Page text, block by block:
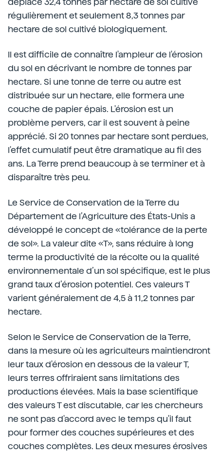
régulièrement et seulement 8,3 tonnes par
hectare de sol cultivé biologiquement.
Il est difficile de connaître l'ampleur de l'érosion
du sol en décrivant le nombre de tonnes par
hectare. Si une tonne de terre ou autre est
distribuée sur un hectare, elle formera une
couche de papier épais. L'érosion est un
problème pervers, car il est souvent à peine
apprécié. Si 20 tonnes par hectare sont perdues,
l'effet cumulatif peut être dramatique au fil des
ans. La Terre prend beaucoup à se terminer et à
disparaître très peu.
Le Service de Conservation de la Terre du
Département de l’Agriculture des États-Unis a
développé le concept de «tolérance de la perte
de sol». La valeur dite «T», sans réduire à long
terme la productivité de la récolte ou la qualité
environnementale d’un sol spécifique, est le plus
grand taux d’érosion potentiel. Ces valeurs T
varient généralement de 4,5 à 11,2 tonnes par
hectare.
Selon le Service de Conservation de la Terre,
dans la mesure où les agriculteurs maintiendront
leur taux d'érosion en dessous de la valeur T,
leurs terres offriraient sans limitations des
productions élevées. Mais la base scientifique
des valeurs T est discutable, car les chercheurs
ne sont pas d'accord avec le temps qu'il faut
pour former des couches supérieures et des
couches complètes. Les deux mesures érosives